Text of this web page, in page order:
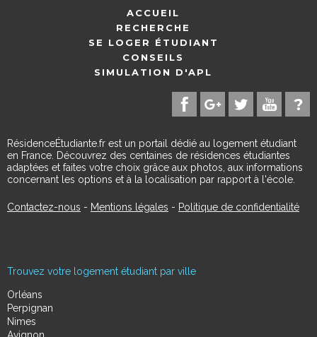
ACCUEIL
RECHERCHE
SE LOGER ÉTUDIANT
CONSEILS
SIMULATION D'APL
RésidenceÉtudiante.fr est un portail dédié au logement étudiant
en France. Découvrez des centaines de résidences étudiantes
adaptées et faites votre choix grâce aux photos, aux informations
concernant les options et à la localisation par rapport à l'école.
Contactez-nous - Mentions légales - Politique de confidentialité
Trouvez votre logement étudiant par ville
Orléans
Perpignan
Nimes